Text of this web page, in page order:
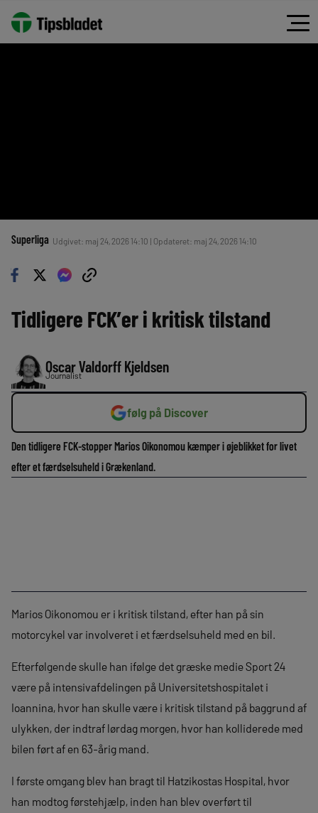
Superliga Udgivet: maj 24, 2026 14:10 | Opdateret: maj 24, 2026 14:10
Tidligere FCK’er i kritisk tilstand
Oscar Valdorff Kjeldsen
Journalist
følg på Discover
Den tidligere FCK-stopper Marios Oikonomou kæmper i øjeblikket for livet
efter et færdselsuheld i Grækenland.
Marios Oikonomou er i kritisk tilstand, efter han på sin
motorcykel var involveret i et færdselsuheld med en bil.
Efterfølgende skulle han ifølge det græske medie Sport 24
være på intensivafdelingen på Universitetshospitalet i
Ioannina, hvor han skulle være i kritisk tilstand på baggrund af
ulykken, der indtraf lørdag morgen, hvor han kolliderede med
bilen ført af en 63-årig mand.
I første omgang blev han bragt til Hatzikostas Hospital, hvor
han modtog førstehjælp, inden han blev overført til